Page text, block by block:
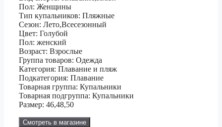
Пол: Женщины
Тип купальников: Пляжные
Сезон: Лето,Всесезонный
Цвет: Голубой
Пол: женский
Возраст: Взрослые
Группа товаров: Одежда
Категория: Плавание и пляж
Подкатегория: Плавание
Товарная группа: Купальники
Товарная подгруппа: Купальники
Размер: 46,48,50
Смотреть в магазине